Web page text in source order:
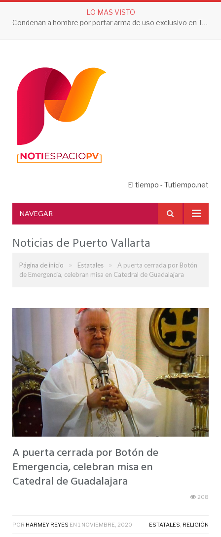
LO MAS VISTO
Condenan a hombre por portar arma de uso exclusivo en Tepic
El tiempo - Tutiempo.net
NAVEGAR
Noticias de Puerto Vallarta
Página de inicio » Estatales »
A puerta cerrada por Botón
de Emergencia, celebran misa en Catedral de Guadalajara
A puerta cerrada por Botón de
Emergencia, celebran misa en
Catedral de Guadalajara
208
POR HARMEY REYES EN 1 NOVIEMBRE, 2020 ESTATALES, RELIGIÓN